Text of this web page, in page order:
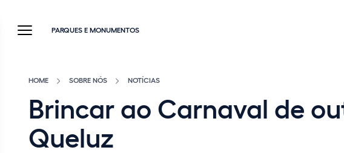
PARQUES E MONUMENTOS
HOME SOBRE NÓS NOTÍCIAS
Brincar ao Carnaval de
Queluz